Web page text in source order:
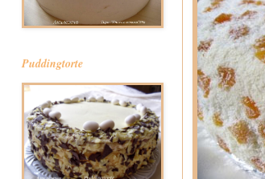
Puddingtorte